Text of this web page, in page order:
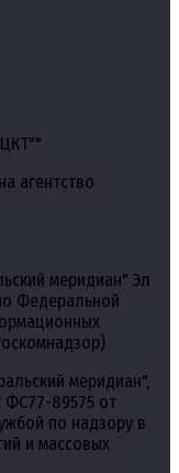
агентство
меридиан" Эл
Федеральной
меридиан",
ФС77-89575 от
по надзору в
и массовых